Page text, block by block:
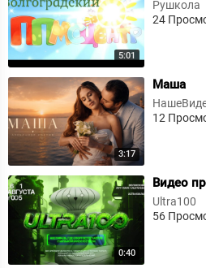
5:01
Рушкола
24
3:17
⁣Маша
12
0:40
⁣Видео
Ultra100
56